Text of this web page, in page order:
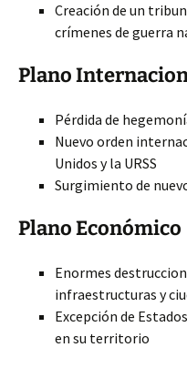
Creación de un
crímenes de guerra
Plano
Pérdida de
Nuevo orden
Unidos y la URSS
Surgimiento de
Plano Económico
Enormes
infraestructuras y
Excepción de
en su territorio